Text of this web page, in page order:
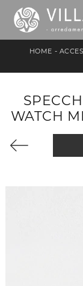
HOME -
WATCH